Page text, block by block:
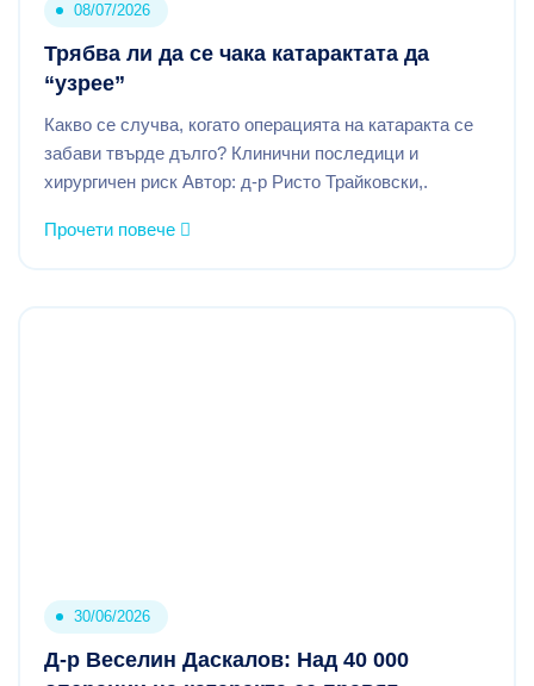
08/07/2026
Трябва ли да се чака катарактата да
“узрее”
Какво се случва, когато операцията на катаракта се
забави твърде дълго? Клинични последици и
хирургичен риск Автор: д-р Ристо Трайковски,.
Прочети повече
30/06/2026
Д-р Веселин Даскалов: Над 40 000